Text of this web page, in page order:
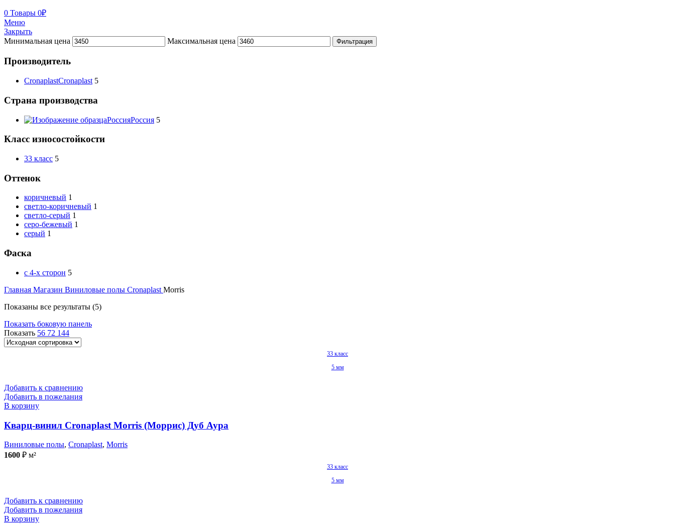
0 Товары 0₽
Меню
Закрыть
Минимальная цена
Максимальная цена Фильтрация
Производитель
CronaplastCronaplast 5
Страна производства
РоссияРоссия 5
Класс износостойкости
33 класс 5
Оттенок
коричневый 1
светло-коричневый 1
светло-серый 1
серо-бежевый 1
серый 1
Фаска
с 4-х сторон 5
Главная Магазин Виниловые полы Cronaplast Morris
Показаны все результаты (5)
Показать боковую панель
Показать 56 72 144
33 класс
5 мм
Добавить к сравнению
Добавить в пожелания
В корзину
Кварц-винил Cronaplast Morris (Моррис) Дуб Аура
Виниловые полы, Cronaplast, Morris
1600 ₽ м²
33 класс
5 мм
Добавить к сравнению
Добавить в пожелания
В корзину